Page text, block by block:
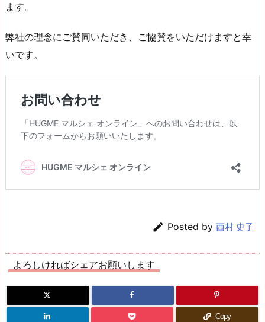
ます。
弊社の理念にご賛同いただき、ご協賛をいただけますと幸
いです。
 Posted by 西村 史子
よろしければシェアお願いします
Copy